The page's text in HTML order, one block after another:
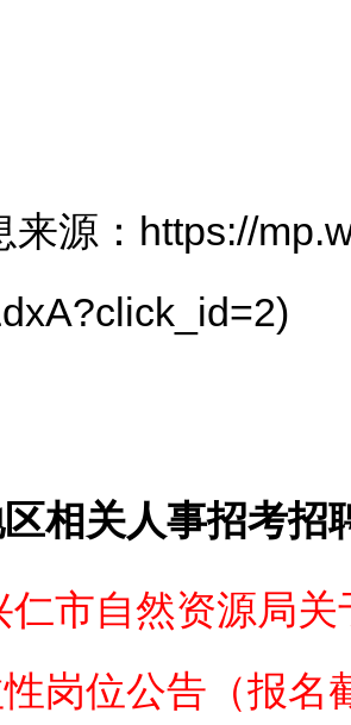
：https://
相关人事招考招
仁市自然资源局
岗位公告（报名